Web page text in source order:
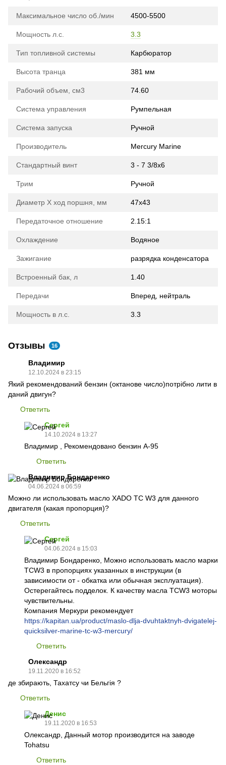
Максимальное число об./мин 4500-5500
Мощность л.с. 3.3
Тип топливной системы Карбюратор
Высота транца 381 мм
Рабочий объем, см3 74.60
Система управления Румпельная
Система запуска Ручной
Производитель Mercury Marine
Стандартный винт 3 - 7 3/8х6
Трим Ручной
Диаметр Х ход поршня, мм 47х43
Передаточное отношение 2.15:1
Охлаждение Водяное
Зажигание разрядка конденсатора
Встроенный бак, л 1.40
Передачи Вперед, нейтраль
Мощность в л.с. 3.3
Отзывы 16
Владимир
12.10.2024 в 23:15
Який рекомендований бензин (октанове число)потрібно лити в
даний двигун?
Ответить
Сергей
14.10.2024 в 13:27
Владимир , Рекомендовано бензин А-95
Ответить
Владимир Бондаренко
04.06.2024 в 06:59
Можно ли использовать масло XADO TC W3 для данного
двигателя (какая пропорция)?
Ответить
Сергей
04.06.2024 в 15:03
Владимир Бондаренко, Можно использовать масло марки
TCW3 в пропорциях указанных в инструкции (в
зависимости от - обкатка или обычная эксплуатация).
Остерегайтесь подделок. К качеству масла TCW3 моторы
чувствительны.
Компания Меркури рекомендует
https://kapitan.ua/product/maslo-dlja-dvuhtaktnyh-dvigatelej-
quicksilver-marine-tc-w3-mercury/
Ответить
Олександр
19.11.2020 в 16:52
де збирають, Тахатсу чи Бельгія ?
Ответить
Денис
19.11.2020 в 16:53
Олександр, Данный мотор производится на заводе
Tohatsu
Ответить